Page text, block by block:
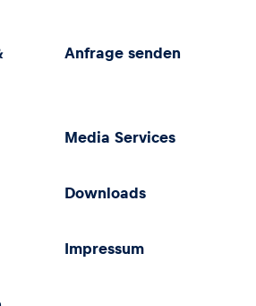
Anfrage senden
Media Services
Downloads
Impressum